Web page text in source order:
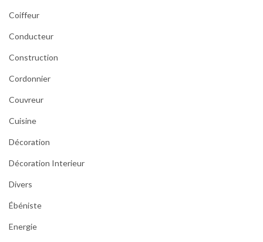
Coiffeur
Conducteur
Construction
Cordonnier
Couvreur
Cuisine
Décoration
Décoration Interieur
Divers
Ébéniste
Energie